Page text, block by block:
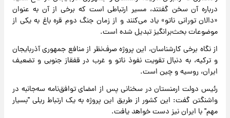
درباره آن سخن گفتند، مسیر ارتباطی است که برخی از آن به عنوان
«دالان تورانی ناتو» یاد می‌کنند و از زمان جنگ دوم قره باغ به یکی از
موضوعات بحث‌برانگیز تبدیل شده است.
از نگاه برخی کارشناسان، این پروژه صرف‌نظر از منافع جمهوری آذربایجان
و ترکیه، به دنبال تقویت نفوذ ناتو و غرب در قفقاز جنوبی و تضعیف
ایران، روسیه و چین است.
رئیس دولت ارمنستان در سخنانی پس از امضای توافق‌نامه سه‌جانبه در
واشنگتن گفت: این کشور از طریق این پروژه به یک ارتباط ریلی "بسیار
مهم" با ایران نیز دست خواهد یافت.